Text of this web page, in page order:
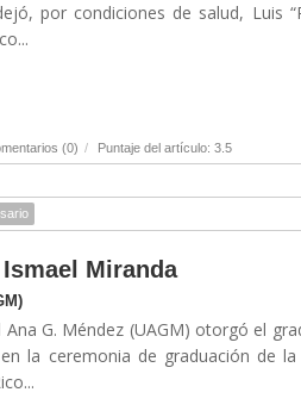
por condiciones de salud, Luis
(0) / Puntaje del artículo: 3.5
Miranda
Ana G. Méndez (UAGM) otorgó el
la ceremonia de graduación de